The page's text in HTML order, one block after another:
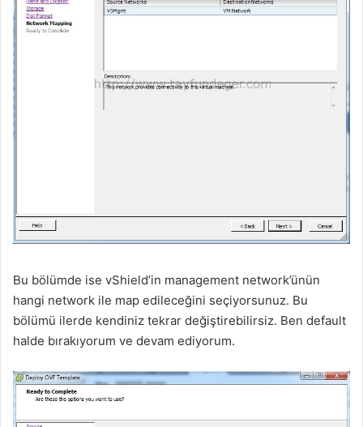
Bu bölümde ise vShield’in management network’ünün
hangi network ile map edileceğini seçiyorsunuz. Bu
bölümü ilerde kendiniz tekrar değiştirebilirsiz. Ben default
halde bırakıyorum ve devam ediyorum.